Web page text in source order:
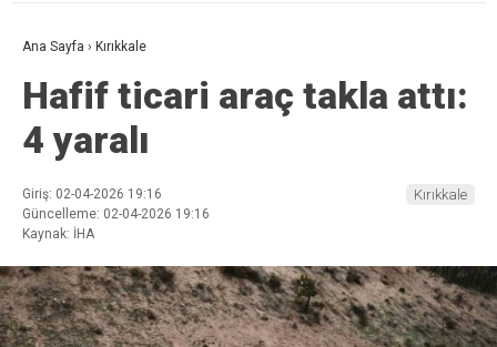
Ana Sayfa › Kırıkkale
Hafif ticari araç takla attı:
4 yaralı
Giriş: 02-04-2026 19:16
Güncelleme: 02-04-2026 19:16
Kaynak: İHA
Kırıkkale